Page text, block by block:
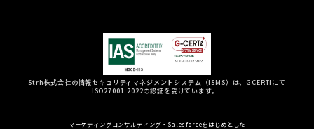
Strh株式会社の情報セキュリティマネジメントシステム（ISMS）は、GCERTIにて
ISO27001:2022の認証を受けています。
マーケティングコンサルティング・Salesforceをはじめとした